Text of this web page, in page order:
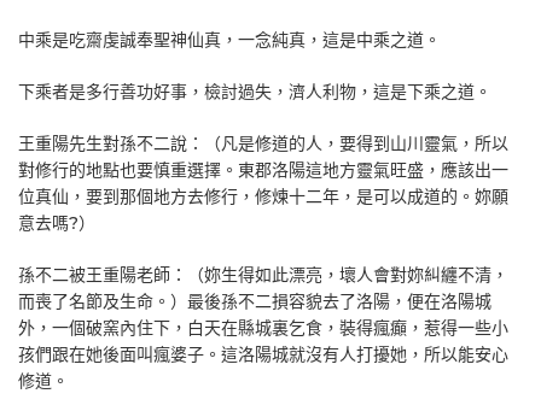
中乘是吃齋虔誠奉聖神仙真，一念純真，這是中乘之道。
下乘者是多行善功好事，檢討過失，濟人利物，這是下乘之道。
王重陽先生對孫不二說：（凡是修道的人，要得到山川靈氣，所以
對修行的地點也要慎重選擇。東郡洛陽這地方靈氣旺盛，應該出一
位真仙，要到那個地方去修行，修煉十二年，是可以成道的。妳願
意去嗎?）
孫不二被王重陽老師：（妳生得如此漂亮，壞人會對妳糾纏不清，
而喪了名節及生命。）最後孫不二損容貌去了洛陽，便在洛陽城
外，一個破窯內住下，白天在縣城裏乞食，裝得瘋癲，惹得一些小
孩們跟在她後面叫瘋婆子。這洛陽城就沒有人打擾她，所以能安心
修道。